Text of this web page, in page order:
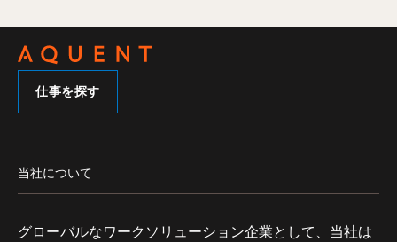
仕事を探す
当社について
グローバルなワークソリューション企業として、当社は